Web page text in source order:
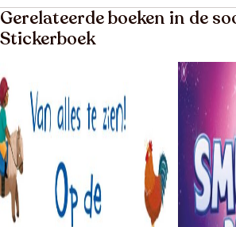
Gerelateerde boeken in de
Stickerboek